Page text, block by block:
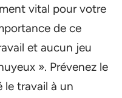
vital pour votre
de ce
et aucun jeu
». Prévenez le
travail à un